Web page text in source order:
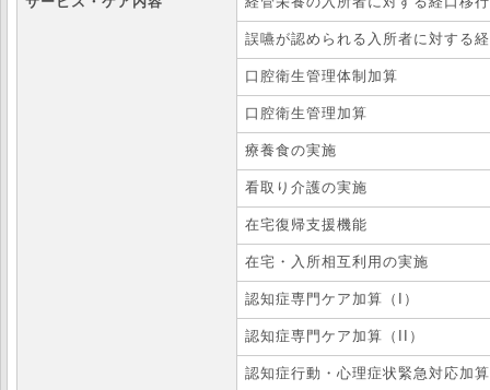
誤嚥が認められる入所者に対する
口腔衛生管理体制加算
口腔衛生管理加算
療養食の実施
看取り介護の実施
在宅復帰支援機能
在宅・入所相互利用の実施
認知症専門ケア加算（I）
認知症専門ケア加算（II）
認知症行動・心理症状緊急対応加算